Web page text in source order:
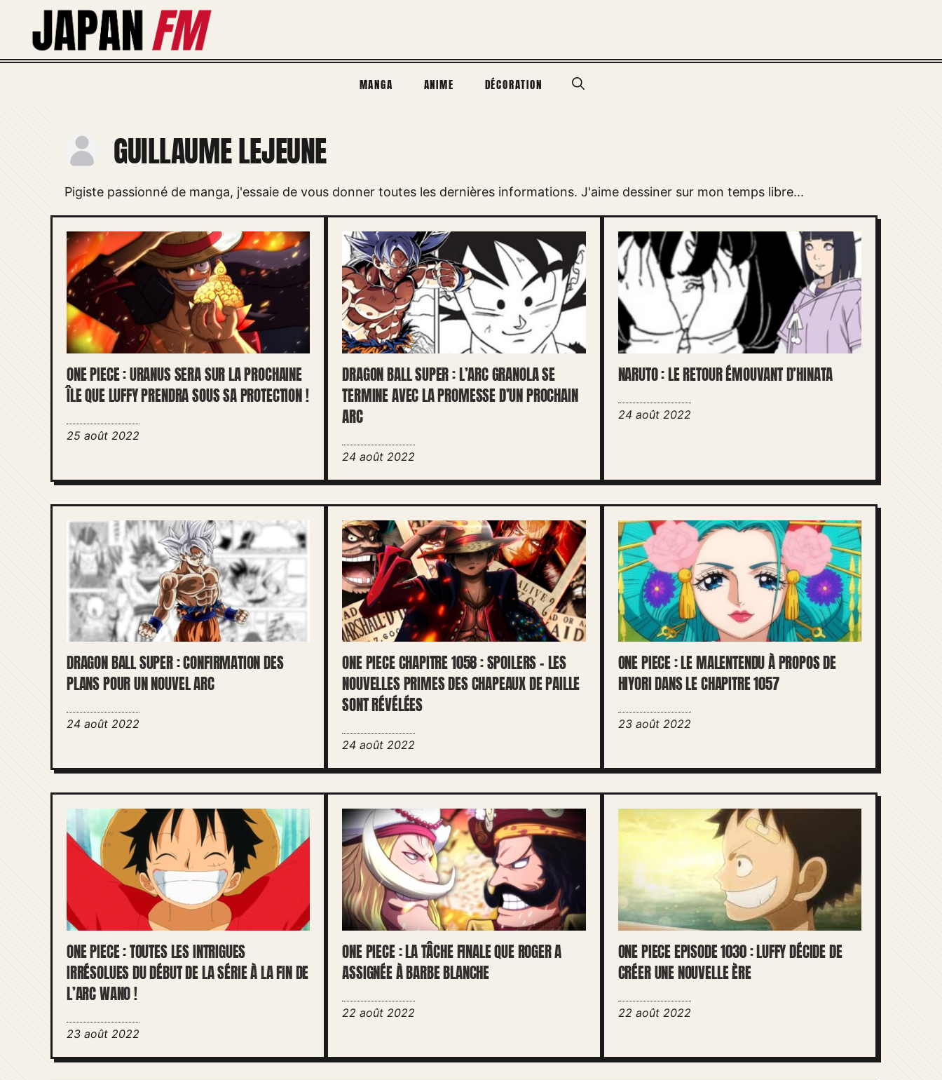
contenu
MANGA ANIME DÉCORATION
GUILLAUME LEJEUNE
Pigiste passionné de manga, j'essaie de vous donner toutes les dernières informations. J'aime dessiner sur mon temps libre...
ONE PIECE : URANUS SERA SUR LA PROCHAINE
ÎLE QUE LUFFY PRENDRA SOUS SA PROTECTION !
25 août 2022
DRAGON BALL SUPER : L’ARC GRANOLA SE
TERMINE AVEC LA PROMESSE D’UN PROCHAIN
ARC
24 août 2022
NARUTO : LE RETOUR ÉMOUVANT D’HINATA
24 août 2022
DRAGON BALL SUPER : CONFIRMATION DES
PLANS POUR UN NOUVEL ARC
24 août 2022
ONE PIECE CHAPITRE 1058 : SPOILERS – LES
NOUVELLES PRIMES DES CHAPEAUX DE PAILLE
SONT RÉVÉLÉES
24 août 2022
ONE PIECE : LE MALENTENDU À PROPOS DE
HIYORI DANS LE CHAPITRE 1057
23 août 2022
ONE PIECE : TOUTES LES INTRIGUES
IRRÉSOLUES DU DÉBUT DE LA SÉRIE À LA FIN DE
L’ARC WANO !
23 août 2022
ONE PIECE : LA TÂCHE FINALE QUE ROGER A
ASSIGNÉE À BARBE BLANCHE
22 août 2022
ONE PIECE EPISODE 1030 : LUFFY DÉCIDE DE
CRÉER UNE NOUVELLE ÈRE
22 août 2022